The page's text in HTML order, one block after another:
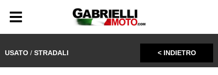
USATO / STRADALI < INDIETRO